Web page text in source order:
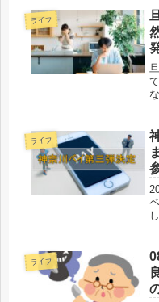
ライフ
ライフ
ライフ